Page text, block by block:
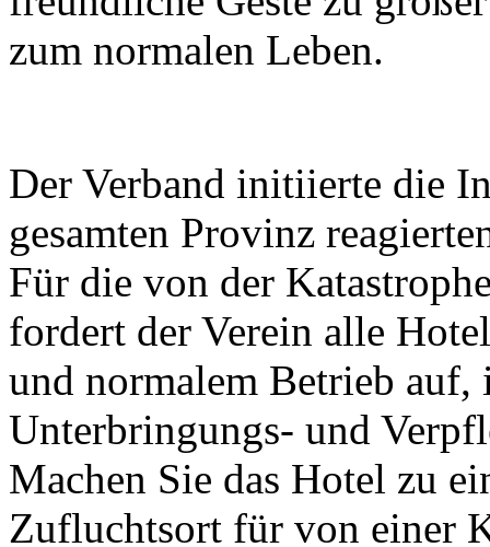
zum normalen Leben.
Der Verband initiierte die
gesamten Provinz
Für die von der
fordert der Verein alle
und normalem Betrieb auf,
Unterbringungs- und
Machen Sie das Hotel zu
Zufluchtsort für von einer